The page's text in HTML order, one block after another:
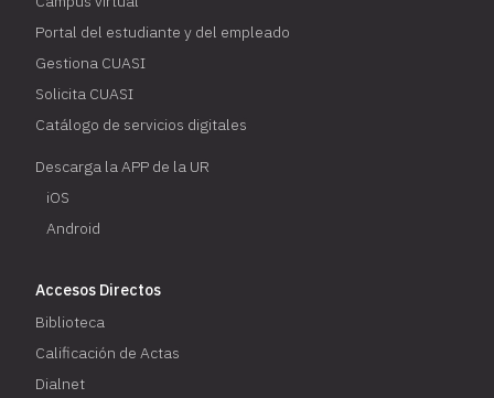
Portal del estudiante y del empleado
Gestiona CUASI
Solicita CUASI
Catálogo de servicios digitales
Descarga la APP de la UR
iOS
Android
Accesos Directos
Biblioteca
Calificación de Actas
Dialnet